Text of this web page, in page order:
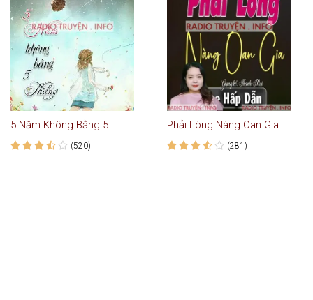
5 Năm Không Bằng 5 Tháng
(520)
Phải Lòng Nàng Oan Gia
(281)